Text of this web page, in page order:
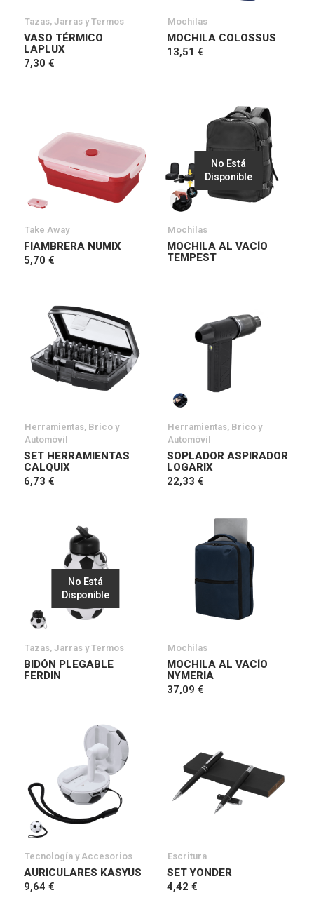
Tazas, Jarras y Termos
VASO TÉRMICO
LAPLUX
7,30 €
Mochilas
MOCHILA COLOSSUS
13,51 €
Take Away
FIAMBRERA NUMIX
5,70 €
No Está
Disponible
Mochilas
MOCHILA AL VACÍO
TEMPEST
Herramientas, Brico y
Automóvil
SET HERRAMIENTAS
CALQUIX
6,73 €
Herramientas, Brico y
Automóvil
SOPLADOR ASPIRADOR
LOGARIX
22,33 €
No Está
Disponible
Tazas, Jarras y Termos
BIDÓN PLEGABLE
FERDIN
Mochilas
MOCHILA AL VACÍO
NYMERIA
37,09 €
Tecnología y Accesorios
AURICULARES KASYUS
9,64 €
Escritura
SET YONDER
4,42 €